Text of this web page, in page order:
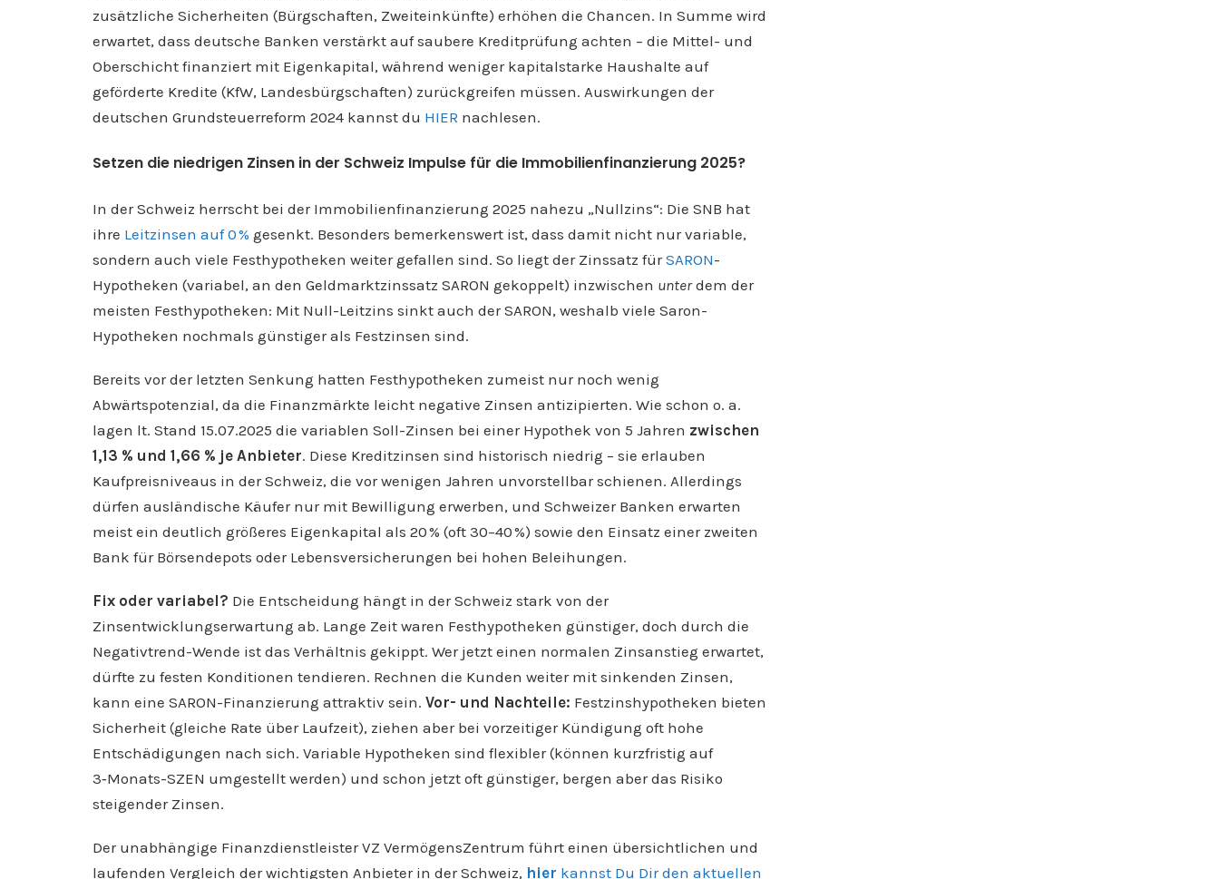
zusätzliche Sicherheiten (Bürgschaften, Zweiteinkünfte) erhöhen die Chancen. In Summe wird
erwartet, dass deutsche Banken verstärkt auf saubere Kreditprüfung achten – die Mittel- und
Oberschicht finanziert mit Eigenkapital, während weniger kapitalstarke Haushalte auf
geförderte Kredite (KfW, Landesbürgschaften) zurückgreifen müssen. Auswirkungen der
deutschen Grundsteuerreform 2024 kannst du HIER nachlesen.
Setzen die niedrigen Zinsen in der Schweiz Impulse für die Immobilienfinanzierung 2025?
In der Schweiz herrscht bei der Immobilienfinanzierung 2025 nahezu „Nullzins“: Die SNB hat
ihre Leitzinsen auf 0 % gesenkt. Besonders bemerkenswert ist, dass damit nicht nur variable,
sondern auch viele Festhypotheken weiter gefallen sind. So liegt der Zinssatz fürSARON-
Hypotheken (variabel, an den Geldmarktzinssatz SARON gekoppelt) inzwischen unterdem der
meisten Festhypotheken: Mit Null-Leitzins sinkt auch der SARON, weshalb viele Saron-
Hypotheken nochmals günstiger als Festzinsen sind.
Bereits vor der letzten Senkung hatten Festhypotheken zumeist nur noch wenig
Abwärtspotenzial, da die Finanzmärkte leicht negative Zinsen antizipierten. Wie schon o. a.
lagen lt. Stand 15.07.2025 die variablen Soll-Zinsen bei einer Hypothek von 5 Jahren zwischen
1,13 % und 1,66 % je Anbieter. Diese Kreditzinsen sind historisch niedrig – sie erlauben
Kaufpreisniveaus in der Schweiz, die vor wenigen Jahren unvorstellbar schienen. Allerdings
dürfen ausländische Käufer nur mit Bewilligung erwerben, und Schweizer Banken erwarten
meist ein deutlich größeres Eigenkapital als 20 % (oft 30–40 %) sowie den Einsatz einer zweiten
Bank für Börsendepots oder Lebensversicherungen bei hohen Beleihungen.
Fix oder variabel? Die Entscheidung hängt in der Schweiz stark von der
Zinsentwicklungserwartung ab. Lange Zeit waren Festhypotheken günstiger, doch durch die
Negativtrend-Wende ist das Verhältnis gekippt. Wer jetzt einen normalen Zinsanstieg erwartet,
dürfte zu festen Konditionen tendieren. Rechnen die Kunden weiter mit sinkenden Zinsen,
kann eine SARON-Finanzierung attraktiv sein. Vor- und Nachteile: Festzinshypotheken bieten
Sicherheit (gleiche Rate über Laufzeit), ziehen aber bei vorzeitiger Kündigung oft hohe
Entschädigungen nach sich. Variable Hypotheken sind flexibler (können kurzfristig auf
3‑Monats-SZEN umgestellt werden) und schon jetzt oft günstiger, bergen aber das Risiko
steigender Zinsen.
Der unabhängige Finanzdienstleister VZ VermögensZentrum führt einen übersichtlichen und
laufenden Vergleich der wichtigsten Anbieter in der Schweiz, hier kannst Du Dir den aktuellen